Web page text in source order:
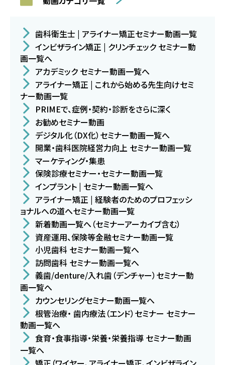
歯科衛生士 | アライナー矯正セミナー動画一覧
インビザライン矯正 | クリンチェック セミナー動
画一覧へ
アカデミック セミナー動画一覧へ
アライナー矯正 | これから始める先生向けセミ
ナー動画一覧
PRIMEで、症例・契約・診断をさらに深く
お勧めセミナー動画
デジタル化（DX化）セミナー動画一覧へ
開業・歯科医院経営力向上 セミナー動画一覧
マーケティング・集患
保険診療セミナー・セミナー動画一覧
インプラント | セミナー動画一覧へ
アライナー矯正 | 経験者のためのプロフェッシ
ョナルへの道へセミナー動画一覧
新着動画一覧へ（セミナーアーカイブ含む）
資産運用、保険等金融セミナー動画一覧
小児歯科 セミナー動画一覧へ
訪問歯科 セミナー動画一覧へ
義歯/denture/入れ歯（デンチャー）セミナー動
画一覧へ
カウンセリングセミナー動画一覧へ
根管治療・ 歯内療法（エンド）セミナー セミナー
動画一覧へ
食育・食事指導・栄養・栄養指導 セミナー動画
一覧へ